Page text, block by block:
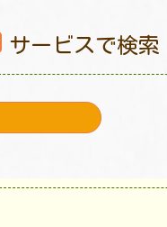
サービスで検索